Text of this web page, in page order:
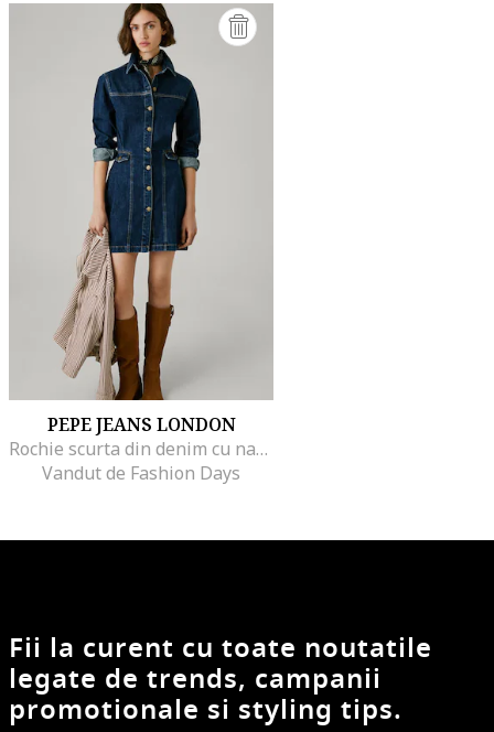
PEPE JEANS LONDON
Rochie scurta din denim cu nasturi, Albastru inchis
Vandut de Fashion Days
Fii la curent cu toate noutatile
legate de trends, campanii
promotionale si styling tips.